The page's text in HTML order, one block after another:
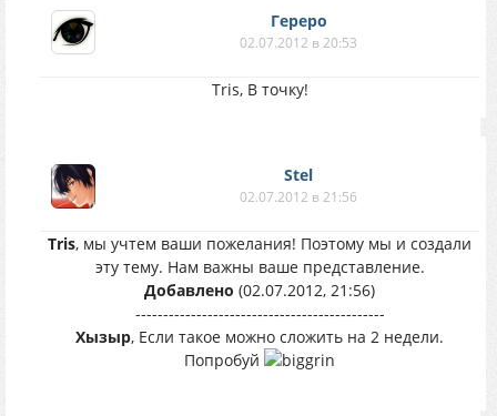
Гереро
02.07.2012 в 20:53
Tris, В точку!
Stel
02.07.2012 в 21:56
Tris, мы учтем ваши пожелания! Поэтому мы и создали
эту тему. Нам важны ваше представление.
Добавлено (02.07.2012, 21:56)
---------------------------------------------
Хызыр, Если такое можно сложить на 2 недели.
Попробуй